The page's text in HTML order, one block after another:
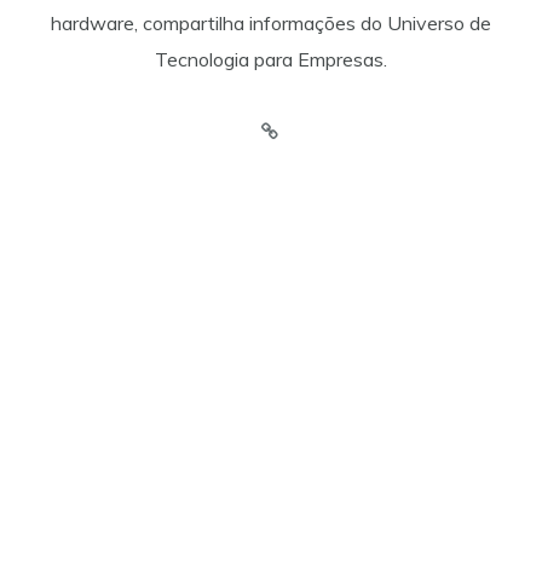
hardware, compartilha informações do Universo de
Tecnologia para Empresas.